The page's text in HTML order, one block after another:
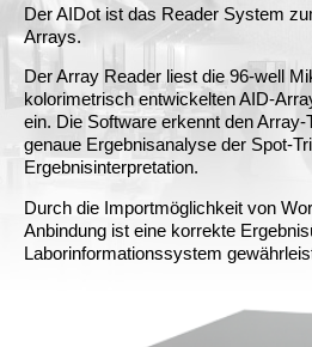
Der AIDot ist das Reader System
Arrays.
Der Array Reader liest die 96-well
kolorimetrisch entwickelten AID-
ein. Die Software erkennt den Array-
genaue Ergebnisanalyse der Spot-
Ergebnisinterpretation.
Durch die Importmöglichkeit von
Anbindung ist eine korrekte
Laborinformationssystem